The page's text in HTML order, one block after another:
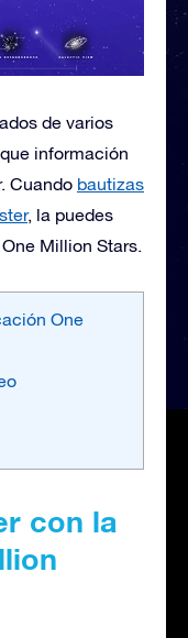
de varios
información
Cuando bautizas
, la puedes
Million Stars.
One
con la